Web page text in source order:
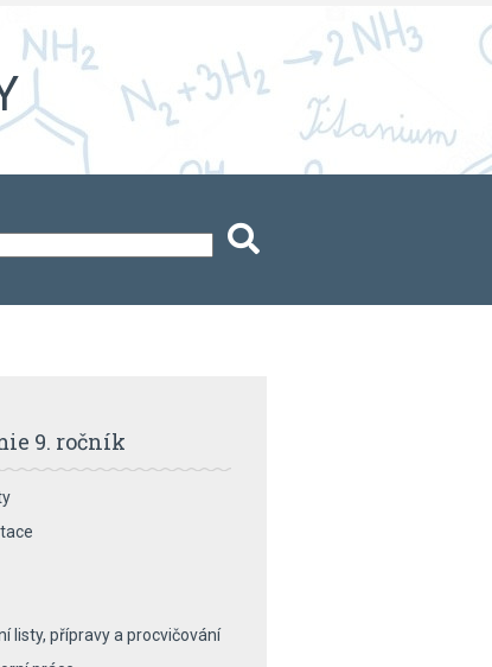
9. ročník
listy, přípravy a procvičování